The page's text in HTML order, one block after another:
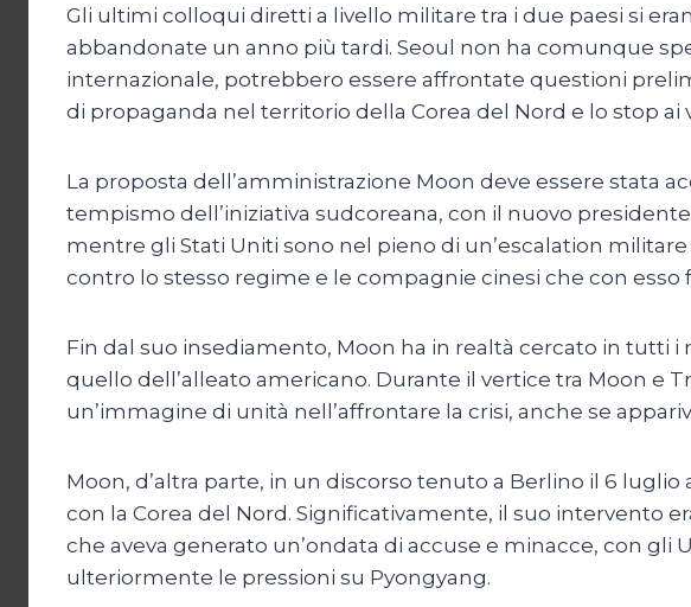
Gli ultimi colloqui diretti a livello militare tra i due paesi si
abbandonate un anno più tardi. Seoul non ha comunque
internazionale, potrebbero essere affrontate questioni
di propaganda nel territorio della Corea del Nord e lo stop
La proposta dell’amministrazione Moon deve essere stata
tempismo dell’iniziativa sudcoreana, con il nuovo
mentre gli Stati Uniti sono nel pieno di un’escalation
contro lo stesso regime e le compagnie cinesi che con esso
Fin dal suo insediamento, Moon ha in realtà cercato in tutti
quello dell’alleato americano. Durante il vertice tra Moon e
un’immagine di unità nell’affrontare la crisi, anche se
Moon, d’altra parte, in un discorso tenuto a Berlino il 6
con la Corea del Nord. Significativamente, il suo intervento
che aveva generato un’ondata di accuse e minacce, con
ulteriormente le pressioni su Pyongyang.